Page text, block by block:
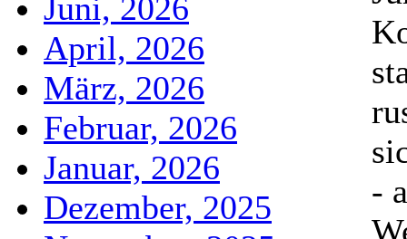
Juni, 2026
April, 2026
März, 2026
Februar, 2026
Januar, 2026
Dezember, 2025
-